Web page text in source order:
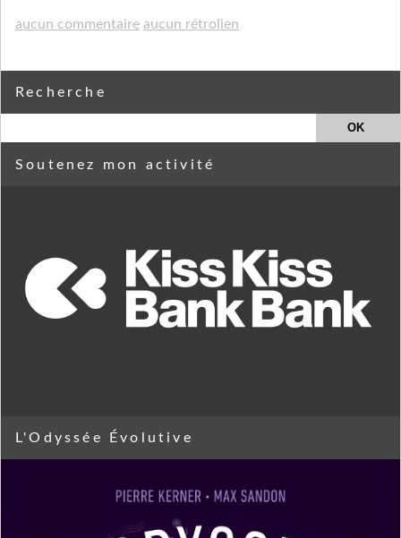
aucun commentaire aucun rétrolien
Recherche
Soutenez mon activité
L'Odyssée Évolutive